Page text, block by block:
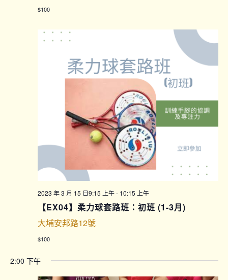
$100
2023 年 3 月 15 日9:15 上午- 10:15 上午
【EX04】柔力球套路班：初班 (1-3月)
大埔安邦路12號
$100
2:00 下午